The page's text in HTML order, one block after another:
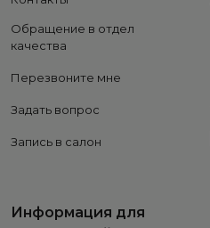
Обращение в отдел
качества
Перезвоните мне
Задать вопрос
Запись в салон
Информация для